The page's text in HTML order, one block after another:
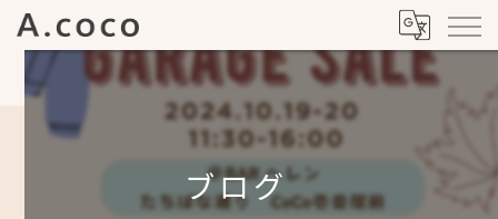
ブログ